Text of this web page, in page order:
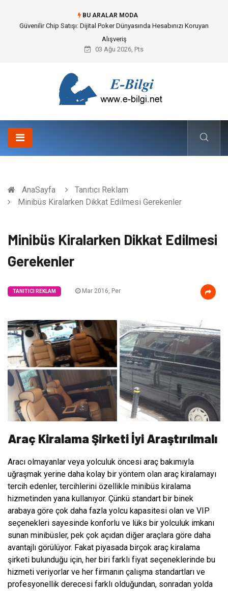
BU ARALAR MODA
Bahçe Çiti Kültürü ve Modern Peyzaj Mimarisindeki Hayati Rolü
03 Ağu 2026, Pts
AnaSayfa
Tanıtıcı Reklam
Minibüs Kiralarken Dikkat Edilmesi Gerekenler
Minibüs Kiralarken Dikkat Edilmesi
Gerekenler
TANITICI REKLAM Mar 2016, Per
Araç Kiralama Şirketi İyi Araştırılmalı
Aracı olmayanlar veya yolculuk öncesi araç bakımıyla
uğraşmak yerine daha kolay bir yöntem olan araç kiralamayı
tercih edenler, tercihlerini özellikle minibüs kiralama
hizmetinden yana kullanıyor. Çünkü standart bir binek
arabaya göre çok daha fazla yolcu kapasitesi olan ve VIP
seçenekleri sayesinde konforlu ve lüks bir yolculuk imkanı
sunan minibüsler, pek çok açıdan diğer araçlara göre daha
avantajlı görülüyor. Fakat piyasada birçok araç kiralama
şirketi bulunduğu için, her biri farklı fiyat seçeneklerinde bu
hizmeti veriyorlar ve her firmanın çalışma standartları ve
profesyonellik derecesi farklı olduğundan, sonradan yolda